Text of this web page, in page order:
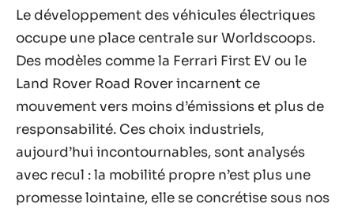
Le développement des véhicules électriques
occupe une place centrale sur Worldscoops.
Des modèles comme la Ferrari First EV ou le
Land Rover Road Rover incarnent ce
mouvement vers moins d’émissions et plus de
responsabilité. Ces choix industriels,
aujourd’hui incontournables, sont analysés
avec recul : la mobilité propre n’est plus une
promesse lointaine, elle se concrétise sous nos